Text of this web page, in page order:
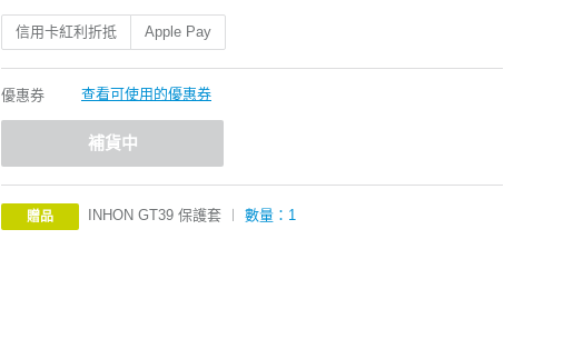
信用卡紅利折抵 Apple Pay
優惠券 查看可使用的優惠券
補貨中
贈品 INHON GT39 保護套 ︱ 數量：1